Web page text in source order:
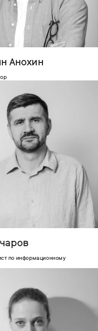
Анохин
по информационному